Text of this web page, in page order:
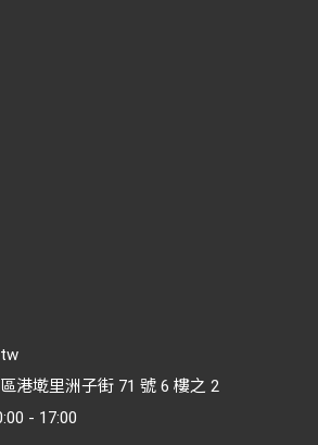
港墘里洲子街 71 號 6 樓之 2
- 17:00